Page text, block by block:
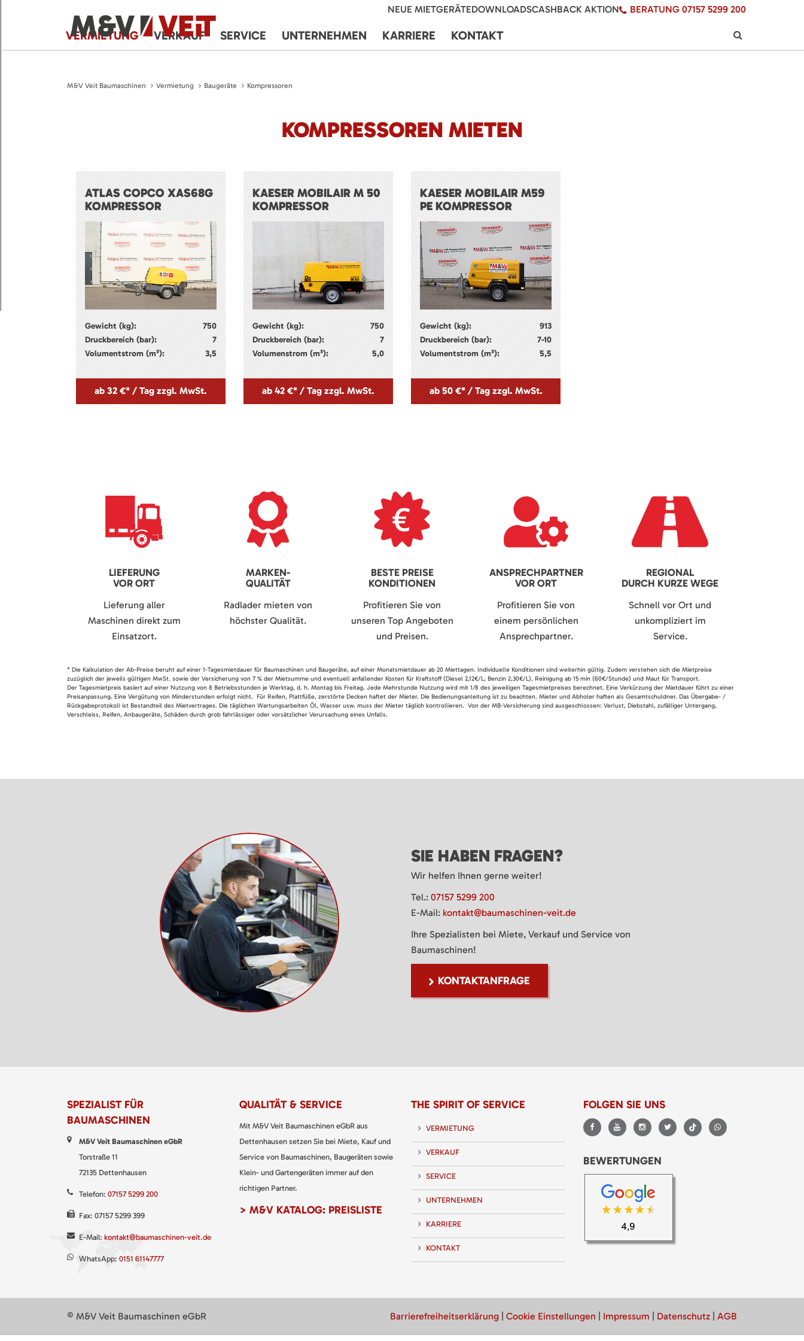
NEUE MIETGERÄTEDOWNLOADSCASHBACK AKTION BERATUNG 07157 5299 200
VERMIETUNG VERKAUF SERVICE UNTERNEHMEN KARRIERE KONTAKT
M&V Veit Baumaschinen Vermietung Baugeräte Kompressoren
KOMPRESSOREN MIETEN
ATLAS COPCO XAS68G
KOMPRESSOR
Gewicht (kg):
750
Druckbereich (bar):
7
Volumentstrom (m³):
3,5
ab 32 €* / Tag zzgl. MwSt.
KAESER MOBILAIR M 50
KOMPRESSOR
Gewicht (kg):
750
Druckbereich (bar):
7
Volumenstrom (m³):
5,0
ab 42 €* / Tag zzgl. MwSt.
KAESER MOBILAIR M59
PE KOMPRESSOR
Gewicht (kg):
913
Druckbereich (bar):
7-10
Volumentstrom (m³):
5,5
ab 50 €* / Tag zzgl. MwSt.
LIEFERUNG
VOR ORT
Lieferung aller
Maschinen direkt zum
Einsatzort.
MARKEN-
QUALITÄT
Radlader mieten von
höchster Qualität.
BESTE PREISE
KONDITIONEN
Profitieren Sie von
unseren Top Angeboten
und Preisen.
ANSPRECHPARTNER
VOR ORT
Profitieren Sie von
einem persönlichen
Ansprechpartner.
REGIONAL
DURCH KURZE WEGE
Schnell vor Ort und
unkompliziert im
Service.
* Die Kalkulation der Ab-Preise beruht auf einer 1-Tagesmietdauer für Baumaschinen und Baugeräte, auf einer Monatsmietdauer ab 20 Miettagen. Individuelle Konditionen sind weiterhin gültig. Zudem verstehen sich die Mietpreise
zuzüglich der jeweils gültigen MwSt. sowie der Versicherung von 7 % der Mietsumme und eventuell anfallender Kosten für Kraftstoff (Diesel 2,12€/L, Benzin 2,30€/L), Reinigung ab 15 min (60€/Stunde) und Maut für Transport.
Der Tagesmietpreis basiert auf einer Nutzung von 8 Betriebsstunden je Werktag, d. h. Montag bis Freitag. Jede Mehrstunde Nutzung wird mit 1/8 des jeweiligen Tagesmietpreises berechnet. Eine Verkürzung der Mietdauer führt zu einer
Preisanpassung. Eine Vergütung von Minderstunden erfolgt nicht. Für Reifen, Plattfüße, zerstörte Decken haftet der Mieter. Die Bedienungsanleitung ist zu beachten. Mieter und Abholer haften als Gesamtschuldner. Das Übergabe- /
Rückgabeprotokoll ist Bestandteil des Mietvertrages. Die täglichen Wartungsarbeiten Öl, Wasser usw. muss der Mieter täglich kontrollieren. Von der MB-Versicherung sind ausgeschlossen: Verlust, Diebstahl, zufälliger Untergang,
Verschleiss, Reifen, Anbaugeräte, Schäden durch grob fahrlässiger oder vorsätzlicher Verursachung eines Unfalls.
SIE HABEN FRAGEN?
Wir helfen Ihnen gerne weiter!
Tel.: 07157 5299 200
E-Mail: kontakt@baumaschinen-veit.de
Ihre Spezialisten bei Miete, Verkauf und Service von
Baumaschinen!
KONTAKTANFRAGE
SPEZIALIST FÜR
BAUMASCHINEN
M&V Veit Baumaschinen eGbR
Torstraße 11
72135 Dettenhausen
Telefon: 07157 5299 200
Fax: 07157 5299 399
E-Mail: kontakt@baumaschinen-veit.de
WhatsApp: 0151 61147777
QUALITÄT & SERVICE
Mit M&V Veit Baumaschinen eGbR aus
Dettenhausen setzen Sie bei Miete, Kauf und
Service von Baumaschinen, Baugeräten sowie
Klein- und Gartengeräten immer auf den
richtigen Partner.
> M&V KATALOG: PREISLISTE
THE SPIRIT OF SERVICE
VERMIETUNG
VERKAUF
SERVICE
UNTERNEHMEN
KARRIERE
KONTAKT
FOLGEN SIE UNS
BEWERTUNGEN
© M&V Veit Baumaschinen eGbR Barrierefreiheitserklärung Cookie Einstellungen Impressum Datenschutz AGB